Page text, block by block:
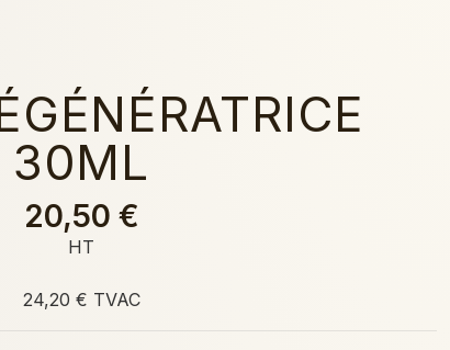
30ML
20,50 €
HT
24,20 € TVAC